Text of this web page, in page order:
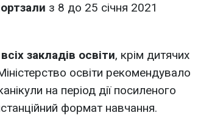
з 8 до 25 січня 2021
всіх закладів освіти, крім дитячих
освіти рекомендувало
на період дії посиленого
формат навчання.